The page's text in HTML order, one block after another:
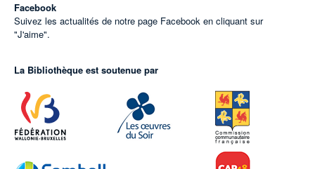
Facebook
Suivez les actualités de notre page Facebook en cliquant sur
"J'aime".
La Bibliothèque est soutenue par